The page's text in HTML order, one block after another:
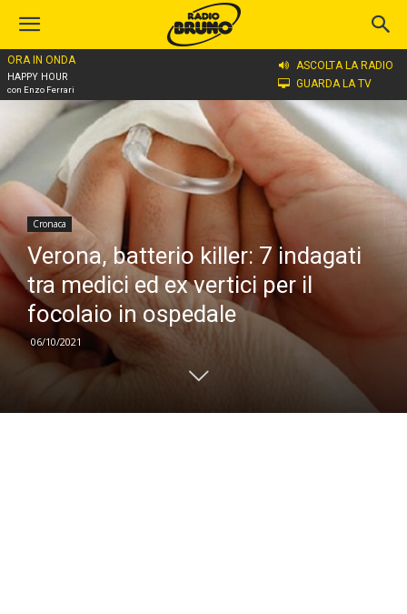
ORA IN ONDA
HAPPY HOUR
con Enzo Ferrari
ASCOLTA LA RADIO
GUARDA LA TV
Home
Cronaca
Verona, batterio killer: 7 indagati
tra medici ed ex vertici per il
focolaio in ospedale
06/10/2021